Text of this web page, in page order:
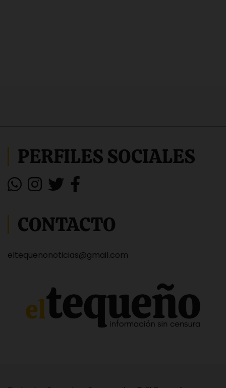
PERFILES SOCIALES
CONTACTO
eltequenonoticias@gmail.com